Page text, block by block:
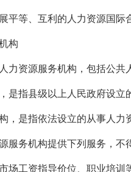
等、互利的人力资源国际
构
资源服务机构，包括公共
是指县级以上人民政府设立
，是指依法设立的从事人力
服务机构提供下列服务，不
场工资指导价位、职业培训